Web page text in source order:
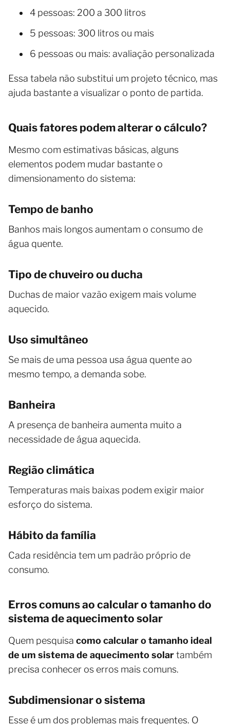
4 pessoas: 200 a 300 litros
5 pessoas: 300 litros ou mais
6 pessoas ou mais: avaliação personalizada
Essa tabela não substitui um projeto técnico, mas
ajuda bastante a visualizar o ponto de partida.
Quais fatores podem alterar o cálculo?
Mesmo com estimativas básicas, alguns
elementos podem mudar bastante o
dimensionamento do sistema:
Tempo de banho
Banhos mais longos aumentam o consumo de
água quente.
Tipo de chuveiro ou ducha
Duchas de maior vazão exigem mais volume
aquecido.
Uso simultâneo
Se mais de uma pessoa usa água quente ao
mesmo tempo, a demanda sobe.
Banheira
A presença de banheira aumenta muito a
necessidade de água aquecida.
Região climática
Temperaturas mais baixas podem exigir maior
esforço do sistema.
Hábito da família
Cada residência tem um padrão próprio de
consumo.
Erros comuns ao calcular o tamanho do
sistema de aquecimento solar
Quem pesquisa como calcular o tamanho ideal
de um sistema de aquecimento solartambém
precisa conhecer os erros mais comuns.
Subdimensionar o sistema
Esse é um dos problemas mais frequentes. O